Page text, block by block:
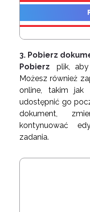
3. Pobierz
Pobierz
plik,
Możesz również
online, takim jak
udostępnić go
dokument,
kontynuować
zadania.